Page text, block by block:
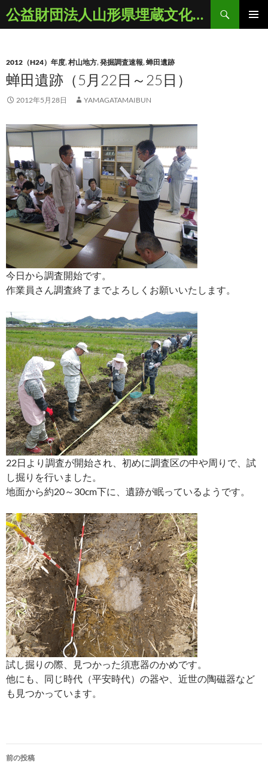
ン
ツ
へ
ッ
プ
公益財団法人山形県埋蔵文化財センター
検
索
2012（H24）年度,村山地方,発掘調査速報,蝉田遺跡
蝉田遺跡（5月22日～25日）
2012年5月28日 YAMAGATAMAIBUN
今日から調査開始です。
作業員さん調査終了までよろしくお願いいたします。
22日より調査が開始され、初めに調査区の中や周りで、試
し掘りを行いました。
地面から約20～30cm下に、遺跡が眠っているようです。
試し掘りの際、見つかった須恵器のかめです。
他にも、同じ時代（平安時代）の器や、近世の陶磁器など
も見つかっています。
投
前の投稿